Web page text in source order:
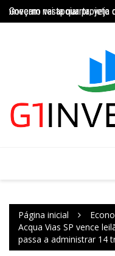
para
nesta quarta; veja
Governo vai apoiar projeto
Página inicial
Acqua Vias SP vence
passa a administrar 14